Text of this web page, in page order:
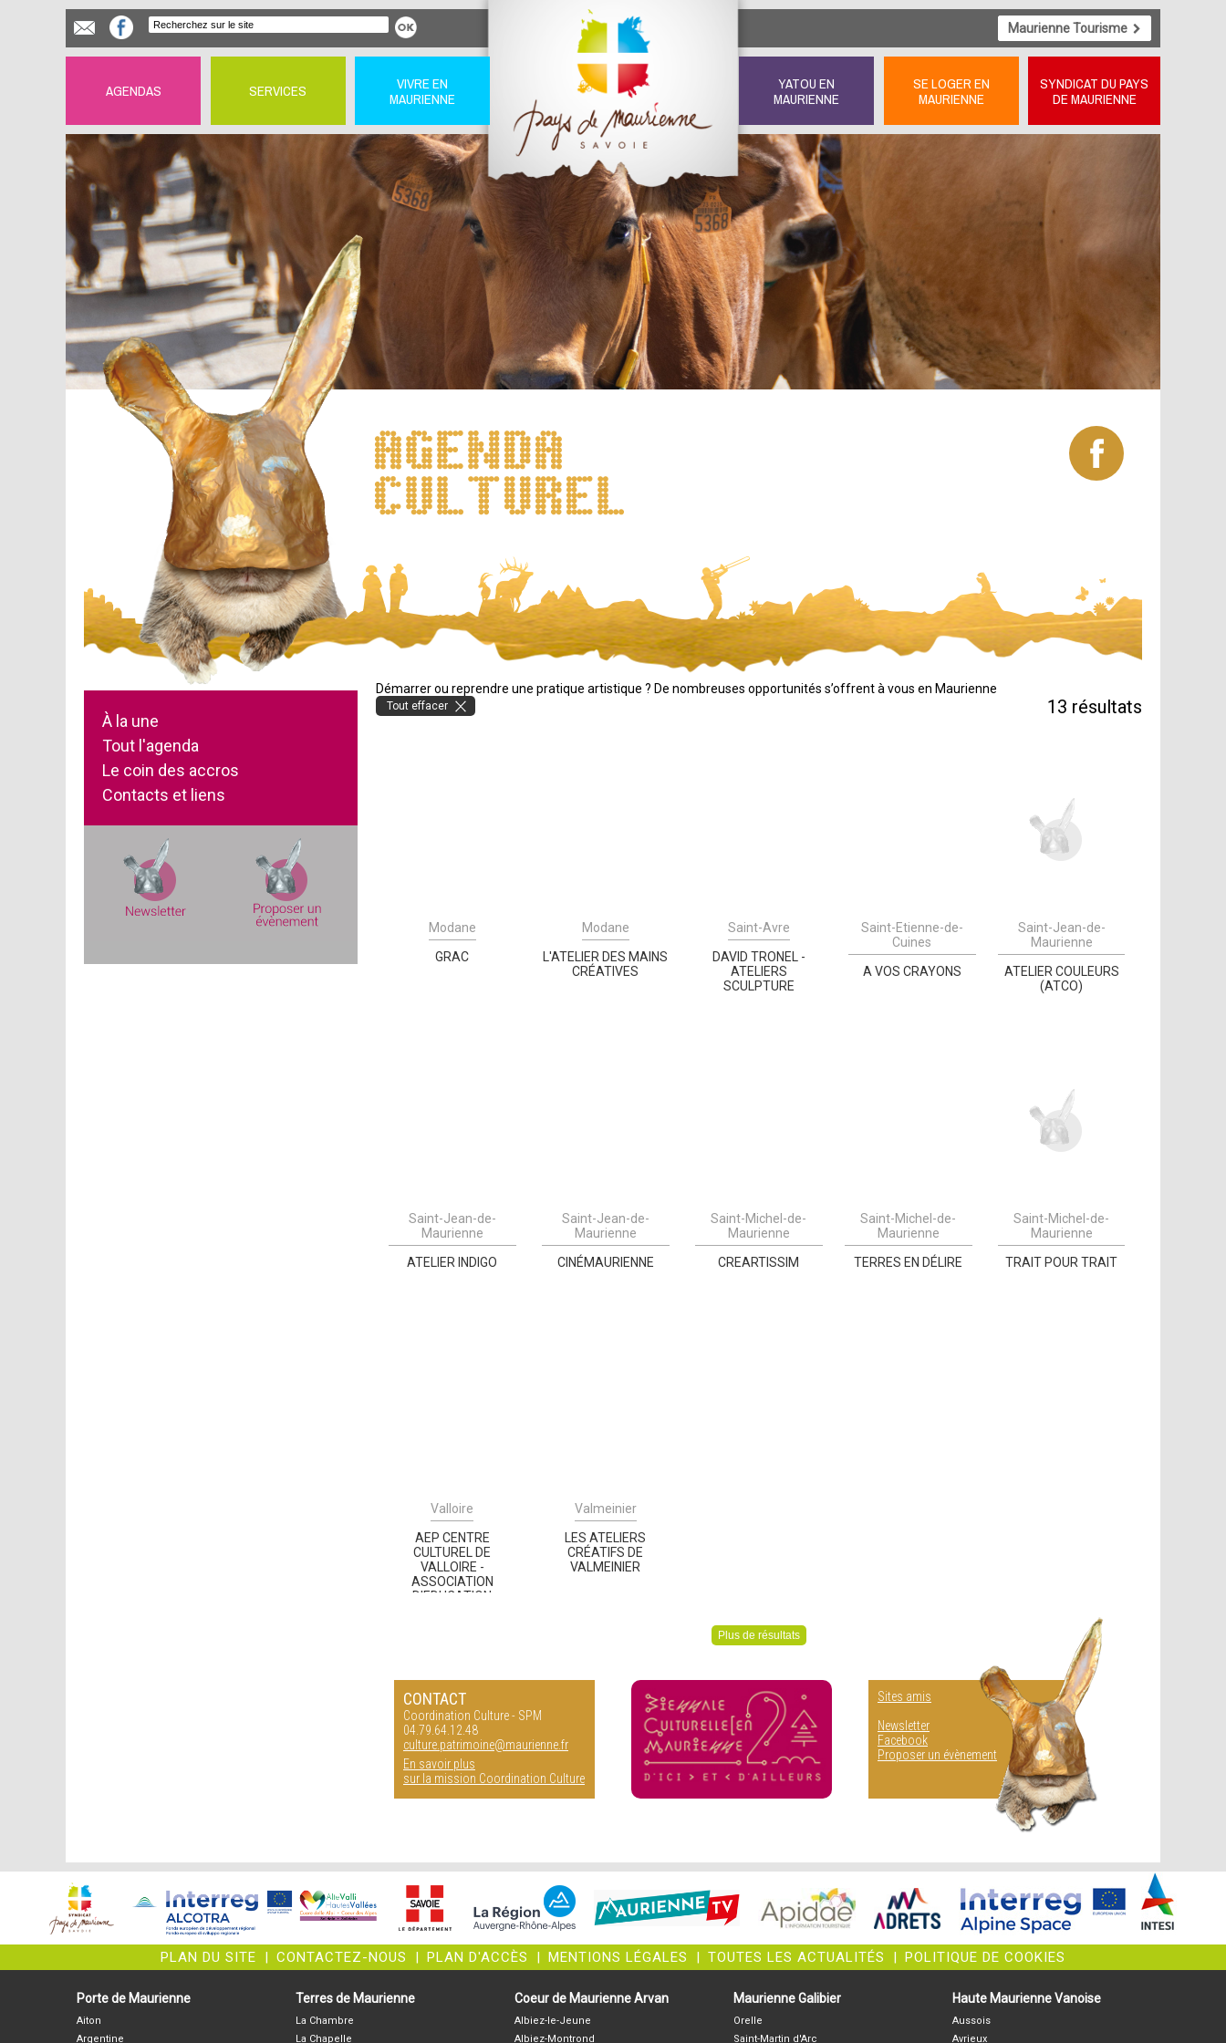
Maurienne Tourisme
AGENDAS SERVICES
VIVRE EN
MAURIENNE
YATOU EN
MAURIENNE
SE LOGER EN
MAURIENNE
SYNDICAT DU PAYS
DE MAURIENNE
À la une
Tout l'agenda
Le coin des accros
Contacts et liens
Démarrer ou reprendre une pratique artistique ? De nombreuses opportunités s’offrent à vous en Maurienne
13 résultats
Tout effacer
Modane
GRAC
Modane
L'ATELIER DES MAINS
CRÉATIVES
Saint-Avre
DAVID TRONEL -
ATELIERS
SCULPTURE
Saint-Etienne-de-
Cuines
A VOS CRAYONS
Saint-Jean-de-
Maurienne
ATELIER COULEURS
(ATCO)
Saint-Jean-de-
Maurienne
ATELIER INDIGO
Saint-Jean-de-
Maurienne
CINÉMAURIENNE
Saint-Michel-de-
Maurienne
CREARTISSIM
Saint-Michel-de-
Maurienne
TERRES EN DÉLIRE
Saint-Michel-de-
Maurienne
TRAIT POUR TRAIT
Valloire
AEP CENTRE
CULTUREL DE
VALLOIRE -
ASSOCIATION
D'EDUCATION
Valmeinier
LES ATELIERS
CRÉATIFS DE
VALMEINIER
Plus de résultats
CONTACT
Coordination Culture - SPM
04.79.64.12.48
culture.patrimoine@maurienne.fr
En savoir plus
sur la mission Coordination Culture
Sites amis
Newsletter
Facebook
Proposer un évènement
PLAN DU SITE | CONTACTEZ-NOUS | PLAN D'ACCÈS | MENTIONS LÉGALES | TOUTES LES ACTUALITÉS | POLITIQUE DE COOKIES
Porte de Maurienne
Aiton
Argentine
Terres de Maurienne
La Chambre
La Chapelle
Coeur de Maurienne Arvan
Albiez-le-Jeune
Albiez-Montrond
Maurienne Galibier
Orelle
Saint-Martin d'Arc
Haute Maurienne Vanoise
Aussois
Avrieux